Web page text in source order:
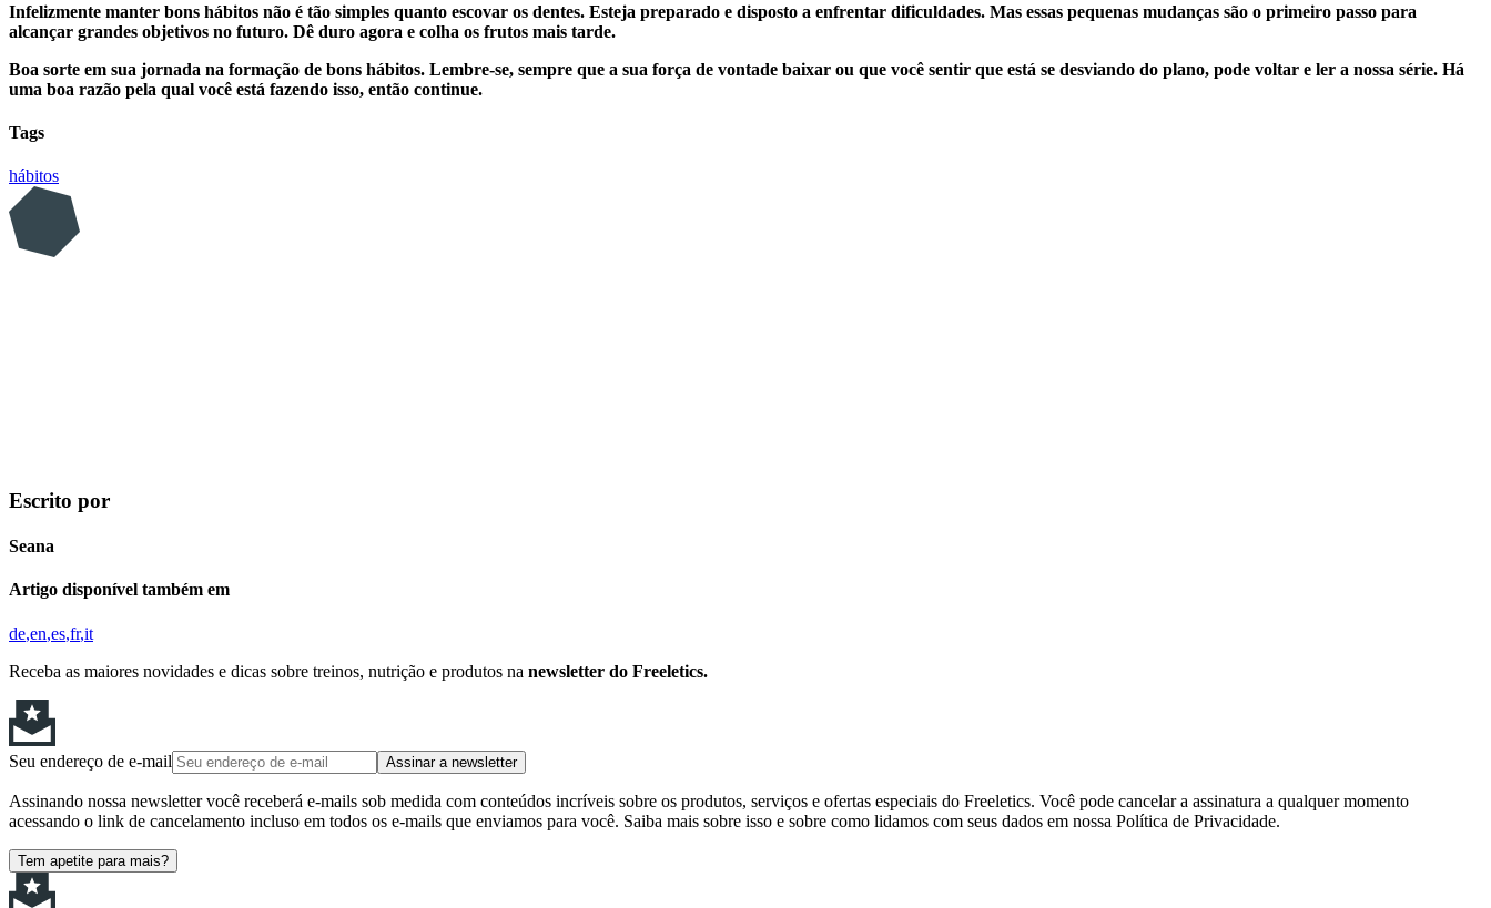
Infelizmente manter bons hábitos não é tão simples quanto escovar os dentes. Esteja preparado e disposto a enfrentar dificuldades. Mas essas pequenas mudanças são o primeiro passo para
alcançar grandes objetivos no futuro. Dê duro agora e colha os frutos mais tarde.
Boa sorte em sua jornada na formação de bons hábitos. Lembre-se, sempre que a sua força de vontade baixar ou que você sentir que está se desviando do plano, pode voltar e ler a nossa série. Há
uma boa razão pela qual você está fazendo isso, então continue.
Tags
hábitos
Escrito por
Seana
Artigo disponível também em
de en es fr it
Receba as maiores novidades e dicas sobre treinos, nutrição e produtos na newsletter do Freeletics.
Seu endereço de e-mail Assinar a newsletter
Assinando nossa newsletter você receberá e-mails sob medida com conteúdos incríveis sobre os produtos, serviços e ofertas especiais do Freeletics. Você pode cancelar a assinatura a qualquer momento
acessando o link de cancelamento incluso em todos os e-mails que enviamos para você. Saiba mais sobre isso e sobre como lidamos com seus dados em nossa Política de Privacidade.
Tem apetite para mais?